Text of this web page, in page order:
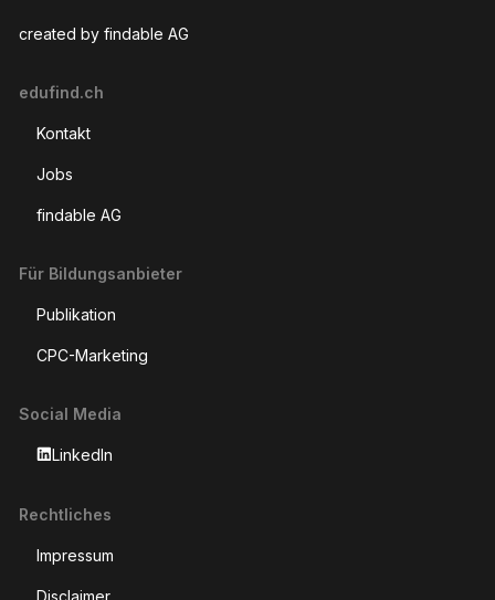
created by findable AG
edufind.ch
Kontakt
Jobs
findable AG
Für Bildungsanbieter
Publikation
CPC-Marketing
Social Media
LinkedIn
Rechtliches
Impressum